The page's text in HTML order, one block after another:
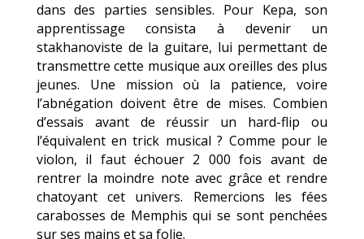
dans des parties sensibles. Pour Kepa, son
apprentissage consista à devenir un
stakhanoviste de la guitare, lui permettant de
transmettre cette musique aux oreilles des plus
jeunes. Une mission où la patience, voire
l’abnégation doivent être de mises. Combien
d’essais avant de réussir un hard-flip ou
l’équivalent en trick musical ? Comme pour le
violon, il faut échouer 2 000 fois avant de
rentrer la moindre note avec grâce et rendre
chatoyant cet univers. Remercions les fées
carabosses de Memphis qui se sont penchées
sur ses mains et sa folie.